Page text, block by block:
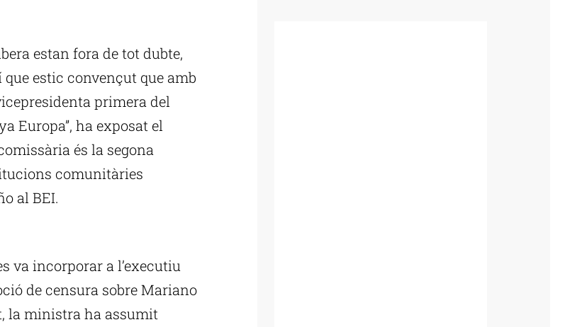
estan fora de tot dubte,
estic convençut que amb
primera del
Europa”, ha exposat el
és la segona
comunitàries
al BEI.
va incorporar a l’executiu
de censura sobre Mariano
la ministra ha assumit